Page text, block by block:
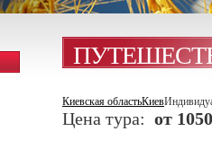
Киевская областьКиев
Цена тура: от